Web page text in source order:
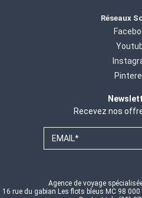
Réseaux
Recevez nos
EMAIL*
Agence de voyage
16 rue du gabian Les flots bleus MC 98